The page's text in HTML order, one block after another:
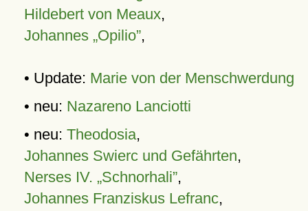
Hildebert von Meaux,
Johannes „Opilio”,
• Update: Marie von der Menschwerdung
• neu: Nazareno Lanciotti
• neu: Theodosia,
Johannes Swierc und Gefährten,
Nerses IV. „Schnorhali”,
Johannes Franziskus Lefranc,